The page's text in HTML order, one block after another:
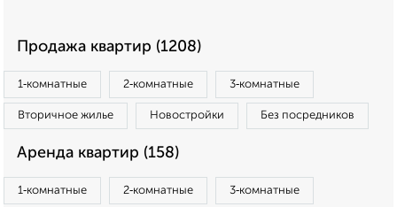
Продажа квартир (1208)
1‑комнатные 2‑комнатные 3‑комнатные
Вторичное жилье Новостройки Без посредников
Аренда квартир (158)
1‑комнатные 2‑комнатные 3‑комнатные